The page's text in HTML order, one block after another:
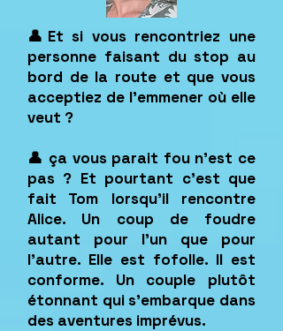
👤Et si vous rencontriez une
personne faisant du stop au
bord de la route et que vous
acceptiez de l'emmener où elle
veut ?
👤 ça vous parait fou n’est ce
pas ? Et pourtant c’est que
fait Tom lorsqu’il rencontre
Alice. Un coup de foudre
autant pour l’un que pour
l’autre. Elle est fofolle. Il est
conforme. Un couple plutôt
étonnant qui s’embarque dans
des aventures imprévus.